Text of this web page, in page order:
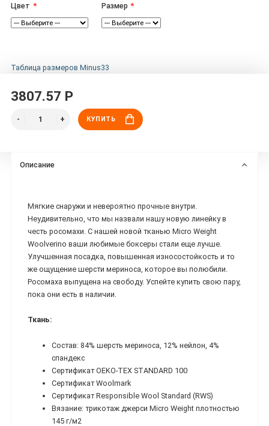
Цвет Размер
Таблица размеров Minus33
3807.57 Р
КУПИТЬ
Описание
Мягкие снаружи и невероятно прочные внутри.
Неудивительно, что мы назвали нашу новую линейку в
честь росомахи. С нашей новой тканью Micro Weight
Woolverino ваши любимые боксеры стали еще лучше.
Улучшенная посадка, повышенная износостойкость и то
же ощущение шерсти мериноса, которое вы полюбили.
Росомаха выпущена на свободу. Успейте купить свою пару,
пока они есть в наличии.
Ткань:
Состав: 84% шерсть мериноса, 12% нейлон, 4%
спандекс
Сертификат OEKO-TEX STANDARD 100
Сертификат Woolmark
Сертификат Responsible Wool Standard (RWS)
Вязание: трикотаж джерси Micro Weight плотностью
145 г/м2